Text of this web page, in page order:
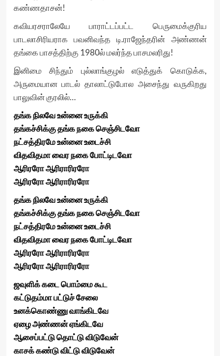
கண்ணதாசன்!
கவியரசராலேயே பாராட்டப்பட்ட பெருமைக்குரிய
பாடலாசிரியராக பவனிவந்த டி.ராஜேந்தரின் அண்ணன்
தங்கை பாசத்திற்கு 1980ல் மலர்ந்த பாசமலரிது!
இனிமை சிந்தும் புல்லாங்குழல் எடுத்துக் கொடுக்க,
அருமையான பாடல் தாலாட்டுபோல அசைந்து வருகிறது
பாலுவின் குரலில்…
தங்க நிலவே உன்னை உருக்கி
தங்கச்சிக்கு தங்க நகை செஞ்சிடவோ
நட்சத்திரமே உன்னை உடைச்சி
விதவிதமா வைர நகை போட்டிடவோ
ஆரிரரோ ஆரிராரிரரோ
ஆரிரரோ ஆரிராரிரரோ
தங்க நிலவே உன்னை உருக்கி
தங்கச்சிக்கு தங்க நகை செஞ்சிடவோ
நட்சத்திரமே உன்னை உடைச்சி
விதவிதமா வைர நகை போட்டிடவோ
ஆரிரரோ ஆரிராரிரரோ
ஆரிரரோ ஆரிராரிரரோ
ஜவுளிக் கடை பொம்மை கூட
கட்டுதம்மா பட்டுச் சேலை
உனக்கொண்ணு வாங்கிடவே
ஏழை அண்ணன் ஏங்கிடவே
ஆசைப்பட்டு தொட்டு விடுவேன்
காசக் கண்டு விட்டு விடுவேன்